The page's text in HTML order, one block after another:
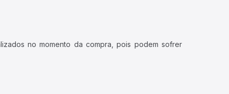
no momento da compra, pois podem sofrer